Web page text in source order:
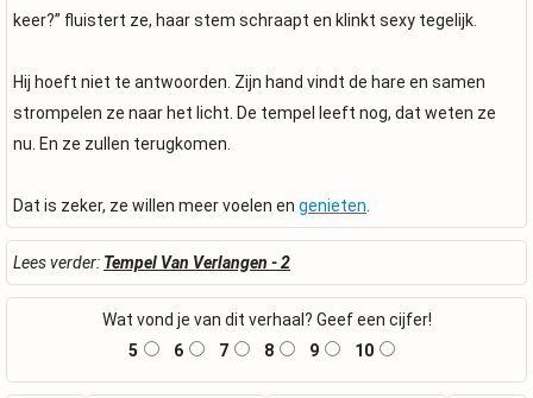
keer?” fluistert ze, haar stem schraapt en klinkt sexy tegelijk.
Hij hoeft niet te antwoorden. Zijn hand vindt de hare en samen
strompelen ze naar het licht. De tempel leeft nog, dat weten ze
nu. En ze zullen terugkomen.
Dat is zeker, ze willen meer voelen en genieten
Lees verder: Tempel Van Verlangen - 2
Wat vond je van dit verhaal? Geef een cijfer!
5
6 7 8 9 10